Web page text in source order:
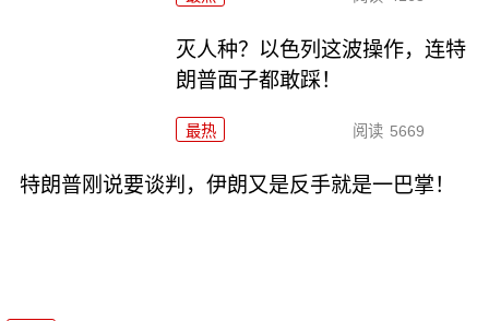
灭人种？以色列这波操作，连特
朗普面子都敢踩！
最热 阅读 5669
特朗普刚说要谈判，伊朗又是反手就是一巴掌！